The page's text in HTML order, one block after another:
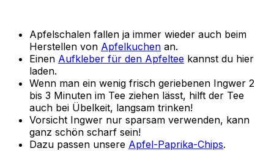
Apfelschalen fallen ja immer wieder auch beim
Herstellen von Apfelkuchen an.
Einen Aufkleber für den Apfeltee kannst du hier
laden.
Wenn man ein wenig frisch geriebenen Ingwer 2
bis 3 Minuten im Tee ziehen lässt, hilft der Tee
auch bei Übelkeit, langsam trinken!
Vorsicht Ingwer nur sparsam verwenden, kann
ganz schön scharf sein!
Dazu passen unsere Apfel-Paprika-Chips.